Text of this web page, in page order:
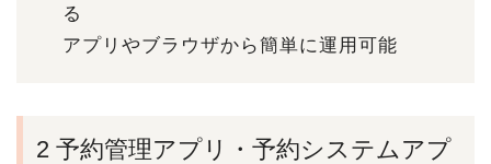
る
アプリやブラウザから簡単に運用可能
2 予約管理アプリ・予約システムアプ